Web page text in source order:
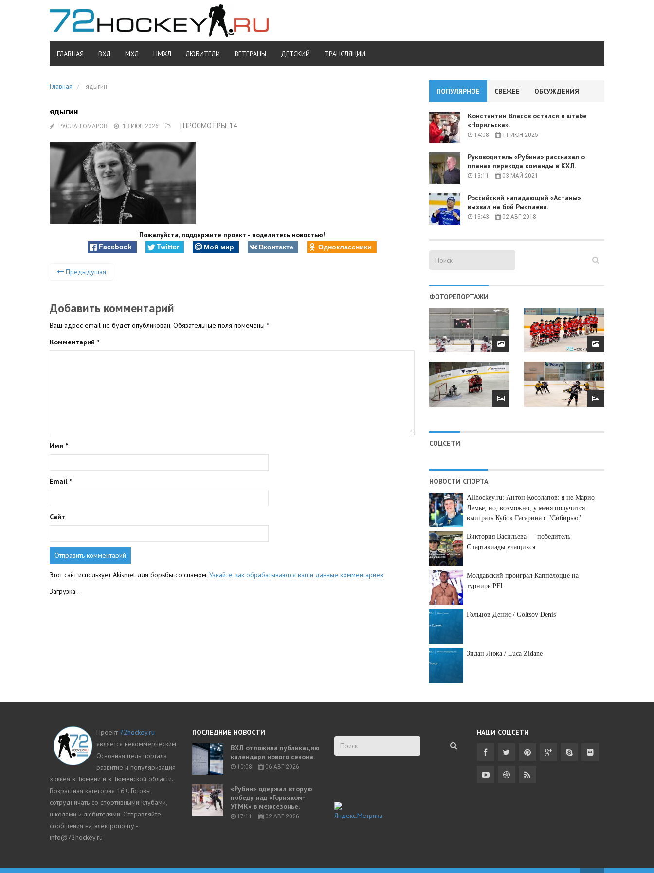
ГЛАВНАЯ ВХЛ МХЛ НМХЛ ЛЮБИТЕЛИ ВЕТЕРАНЫ ДЕТСКИЙ ТРАНСЛЯЦИИ
Главная ядыгин
ядыгин
РУСЛАН ОМАРОВ 13 ИЮН 2026 | ПРОСМОТРЫ: 14
Пожалуйста, поддержите проект - поделитесь новостью!
Facebook Twitter Мой мир Вконтакте Одноклассники
Предыдущая
Добавить комментарий
Ваш адрес email не будет опубликован. Обязательные поля помечены *
Комментарий *
Имя *
Email *
Сайт
Этот сайт использует Akismet для борьбы со спамом. Узнайте, как обрабатываются ваши данные комментариев.
Загрузка...
ПОПУЛЯРНОЕ СВЕЖЕЕ ОБСУЖДЕНИЯ
Константин Власов остался в штабе
«Норильска».
14:08 11 ИЮН 2025
Руководитель «Рубина» рассказал о
планах перехода команды в КХЛ.
13:11 03 МАЙ 2021
Российский нападающий «Астаны»
вызвал на бой Рыспаева.
13:43 02 АВГ 2018
ФОТОРЕПОРТАЖИ
СОЦСЕТИ
НОВОСТИ СПОРТА
Allhockey.ru: Антон Косолапов: я не Марио
Лемье, но, возможно, у меня получится
выиграть Кубок Гагарина с "Сибирью"
Виктория Васильева — победитель
Спартакиады учащихся
Молдавский проиграл Каппелоцце на
турнире PFL
Гольцов Денис / Goltsov Denis
Зидан Люка / Luca Zidane
Проект 72hockey.ru
является некоммерческим.
Основная цель портала
развитие и популяризация
хоккея в Тюмени и в Тюменской области.
Возрастная категория 16+. Готовы
сотрудничать со спортивными клубами,
школами и любителями. Отправляйте
сообщения на электропочту -
info@72hockey.ru
ПОСЛЕДНИЕ НОВОСТИ
ВХЛ отложила публикацию
календаря нового сезона.
10:08 06 АВГ 2026
«Рубин» одержал вторую
победу над «Горняком-
УГМК» в межсезонье.
17:11 02 АВГ 2026
НАШИ СОЦСЕТИ